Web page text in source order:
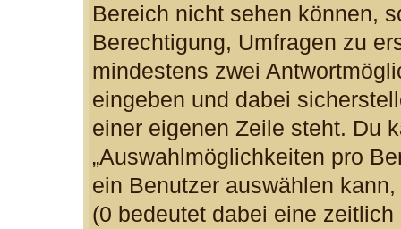
Bereich nicht sehen können,
Berechtigung, Umfragen zu
mindestens zwei
eingeben und dabei
einer eigenen Zeile steht. Du
„Auswahlmöglichkeiten pro
ein Benutzer auswählen
(0 bedeutet dabei eine